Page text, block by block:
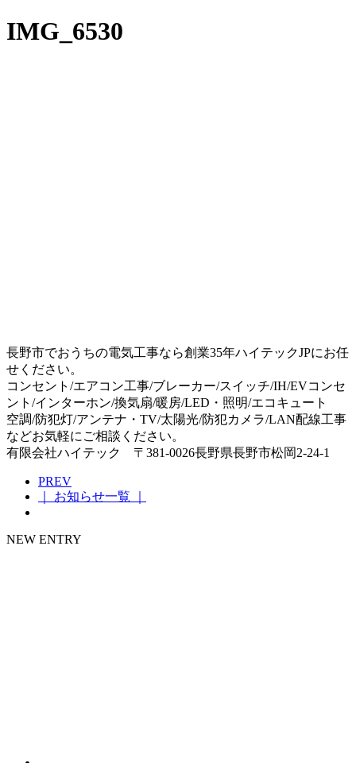
IMG_6530
長野市でおうちの電気工事なら創業35年ハイテックJPにお任
せください。
コンセント/エアコン工事/ブレーカー/スイッチ/IH/EVコンセ
ント/インターホン/換気扇/暖房/LED・照明/エコキュート
空調/防犯灯/アンテナ・TV/太陽光/防犯カメラ/LAN配線工事
などお気軽にご相談ください。
有限会社ハイテック 〒381-0026長野県長野市松岡2-24-1
PREV
｜ お知らせ一覧 ｜
NEW ENTRY